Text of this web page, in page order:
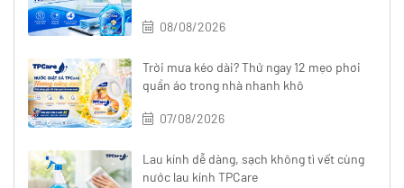
08/08/2026
Trời mưa kéo dài? Thử ngay 12 mẹo phơi
quần áo trong nhà nhanh khô
07/08/2026
Lau kính dễ dàng, sạch không tì vết cùng
nước lau kính TPCare